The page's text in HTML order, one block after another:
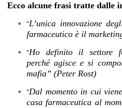
Ecco alcune frasi tratte dalle
“L’unica innovazione
farmaceutico è il
“Ho definito il settore
perché agisce e si
mafia” (Peter Rost)
“Dal momento in cui
casa farmaceutica al